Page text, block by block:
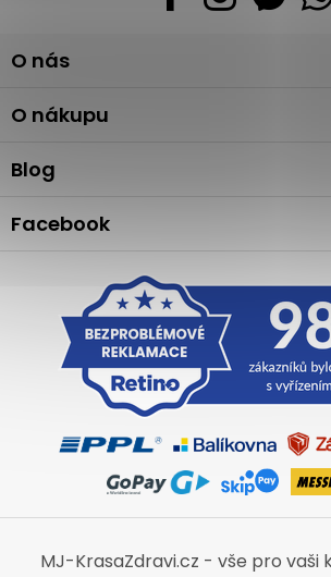
á
a
O nás
O nákupu
Blog
Facebook
MJ-KrasaZdravi.cz - vše pro vaši